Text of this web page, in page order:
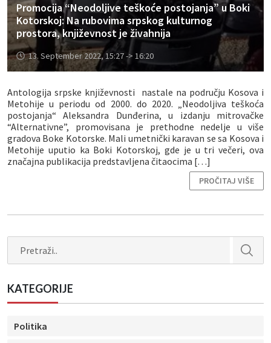
Promocija “Neodoljive teškoće postojanja” u Boki
Kotorskoj: Na rubovima srpskog kulturnog
prostora, književnost je živahnija
13. September 2022, 15:27 -> 16:20
Antologija srpske književnosti nastale na području Kosova i
Metohije u periodu od 2000. do 2020. „Neodoljiva teškoća
postojanja“ Aleksandra Dunđerina, u izdanju mitrovačke
“Alternativne”, promovisana je prethodne nedelje u više
gradova Boke Kotorske. Mali umetnički karavan se sa Kosova i
Metohije uputio ka Boki Kotorskoj, gde je u tri večeri, ova
značajna publikacija predstavljena čitaocima […]
PROČITAJ VIŠE
KATEGORIJE
Politika